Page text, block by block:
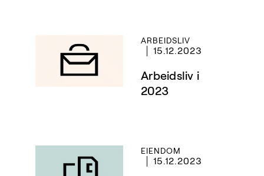
ARBEIDSLIV
15.12.2023
Arbeidsliv i
2023
EIENDOM
15.12.2023